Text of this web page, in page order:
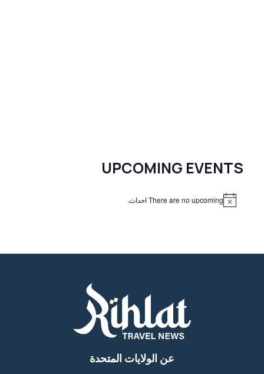
UPCOMING EVENTS
There are no upcoming احداث.
عن الولايات المتحدة